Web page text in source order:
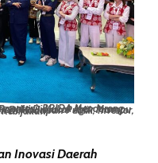
Meyakinkan Di Hadapan Publik, Investor, Maupun Pemangku Kebijakan.
Inovasi Daerah